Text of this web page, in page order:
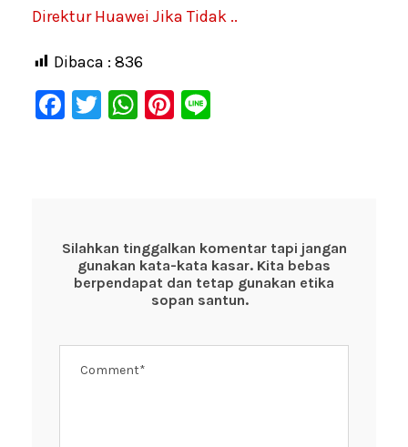
Direktur Huawei Jika Tidak ..
Dibaca : 836
F
o
o
T
W
p
p
Pi
Silahkan tinggalkan komentar tapi jangan
gunakan kata-kata kasar. Kita bebas
berpendapat dan tetap gunakan etika
sopan santun.